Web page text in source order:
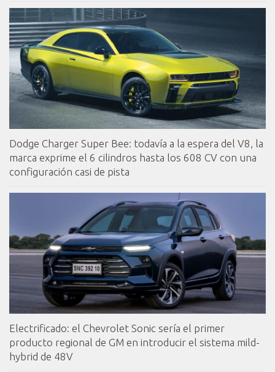
Dodge Charger Super Bee: todavía a la espera del V8, la
marca exprime el 6 cilindros hasta los 608 CV con una
configuración casi de pista
Electrificado: el Chevrolet Sonic sería el primer
producto regional de GM en introducir el sistema mild-
hybrid de 48V